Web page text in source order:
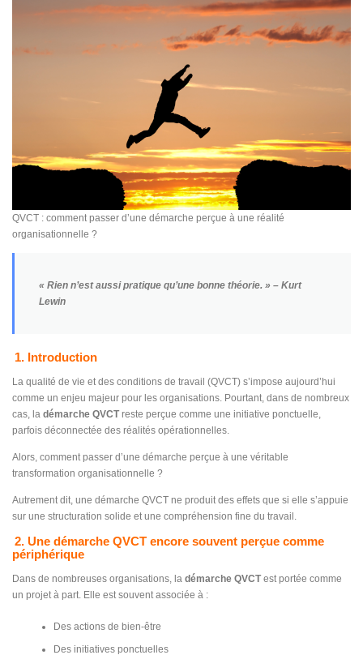
QVCT : comment passer d’une démarche perçue à une réalité
organisationnelle ?
« Rien n’est aussi pratique qu’une bonne théorie. » – Kurt
Lewin
1. Introduction
La qualité de vie et des conditions de travail (QVCT) s’impose aujourd’hui
comme un enjeu majeur pour les organisations. Pourtant, dans de nombreux
cas, la démarche QVCTreste perçue comme une initiative ponctuelle,
parfois déconnectée des réalités opérationnelles.
Alors, comment passer d’une démarche perçue à une véritable
transformation organisationnelle ?
Autrement dit, une démarche QVCT ne produit des effets que si elle s’appuie
sur une structuration solide et une compréhension fine du travail.
2. Une démarche QVCT encore souvent perçue comme
périphérique
Dans de nombreuses organisations, la démarche QVCTest portée comme
un projet à part. Elle est souvent associée à :
Des actions de bien-être
Des initiatives ponctuelles